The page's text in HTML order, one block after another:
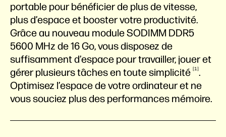
portable pour bénéficier de plus de vitesse,
plus d’espace et booster votre productivité.
Grâce au nouveau module SODIMM DDR5
5600 MHz de 16 Go, vous disposez de
suffisamment d’espace pour travailler, jouer et
gérer plusieurs tâches en toutesimplicité 1 .
Optimisez l’espace de votre ordinateur et ne
vous souciez plus des performances mémoire.